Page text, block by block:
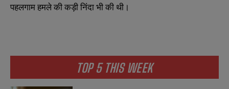
TOP 5 THIS WEEK
पहलगाम हमले की कड़ी निंदा भी की थी।